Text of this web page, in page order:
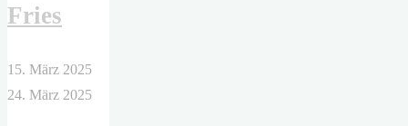
Fries
15. März 2025
24. März 2025